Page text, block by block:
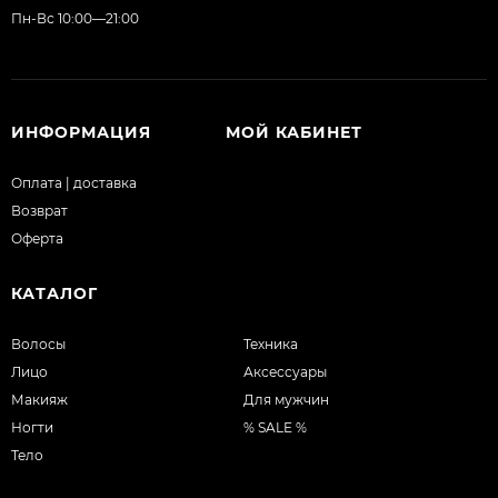
Пн-Вс 10:00—21:00
ИНФОРМАЦИЯ
Оплата | доставка
Возврат
Оферта
МОЙ КАБИНЕТ
КАТАЛОГ
Волосы
Лицо
Макияж
Ногти
Тело
Техника
Аксессуары
Для мужчин
% SALE %